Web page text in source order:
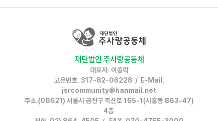
재단법인 주사랑공동체
대표자. 이종락
고유번호. 317-82-06228 / E-Mail.
jsrcommunity@hanmail.net
주소.(08621) 서울시 금천구 독산로 165-1(시흥동 863-47)
4층